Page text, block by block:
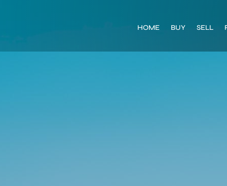
HOME BUY SELL